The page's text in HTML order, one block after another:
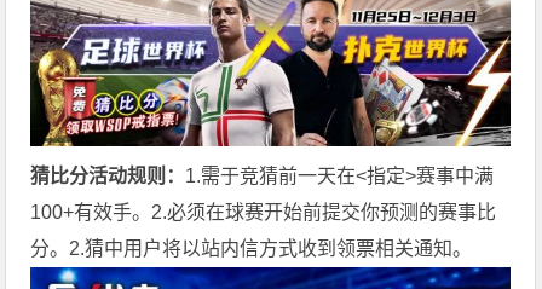
猜比分活动规则： 1.需于竞猜前一天在<指定>赛事中满
100+有效手。2.必须在球赛开始前提交你预测的赛事比
分。2.猜中用户将以站内信方式收到领票相关通知。